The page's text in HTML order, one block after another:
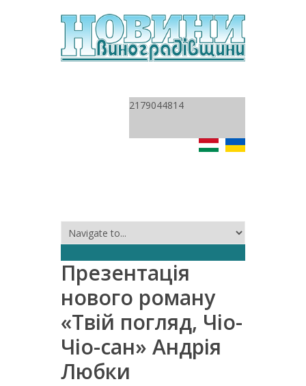
2179044814
Презентація
нового роману
«Твій погляд, Чіо-
Чіо-сан» Андрія
Любки